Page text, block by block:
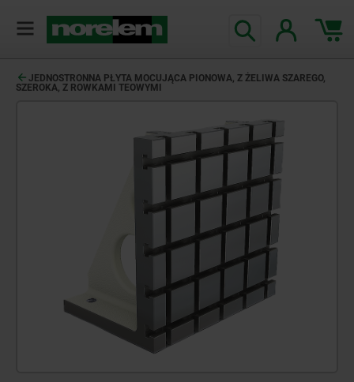
JEDNOSTRONNA PŁYTA MOCUJĄCA PIONOWA, Z ŻELIWA SZAREGO,
SZEROKA, Z ROWKAMI TEOWYMI